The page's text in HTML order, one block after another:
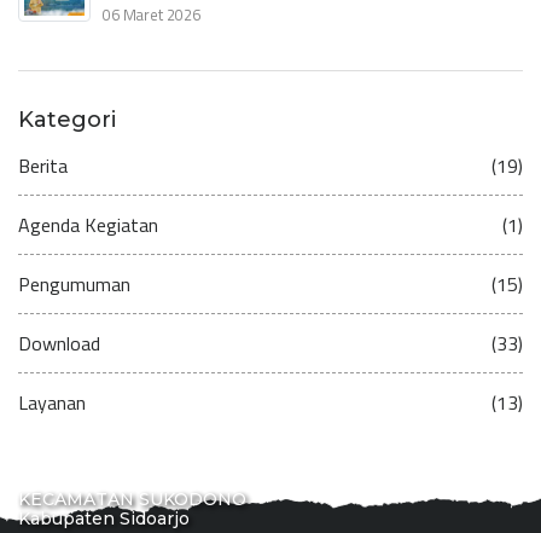
06 Maret 2026
Kategori
Berita (19)
Agenda Kegiatan (1)
Pengumuman (15)
Download (33)
Layanan (13)
KECAMATAN SUKODONO
Kabupaten Sidoarjo